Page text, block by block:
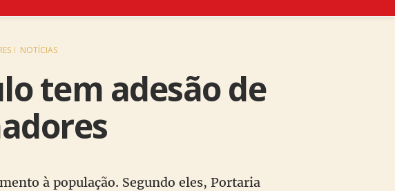
NOTÍCIAS
tem adesão de
à população. Segundo eles, Portaria